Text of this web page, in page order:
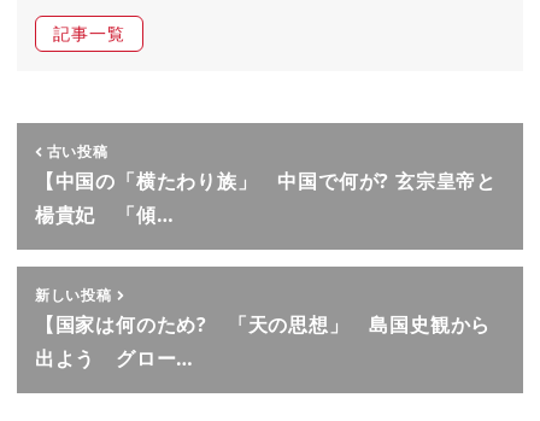
記事一覧
古い投稿
【中国の「横たわり族」 中国で何が? 玄宗皇帝と
楊貴妃 「傾…
新しい投稿
【国家は何のため? 「天の思想」 島国史観から
出よう グロー…